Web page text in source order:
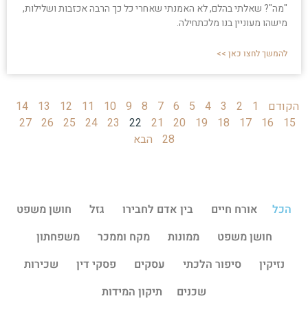
"מה"? שאלתי בהלם, לא האמנתי שאחרי כל כך הרבה אכזבות ושלילות,
מישהו מעוניין בנו מלכתחילה.
להמשך לחצו כאן >>
הקודם 1
2
3
4
5
6
7
8
9
10
11
12
13
14
15
16
17
18
19
20
21
22
23
24
25
26
27
28
הבא
הכל אורח חיים בין אדם לחבירו גזל
חושן משפט
חושן משפט
ממונות מקח וממכר
משפחתון
נזיקין
סיפור הלכתי עסקים פסקי דין
שכירות
שכנים
תיקון המידות